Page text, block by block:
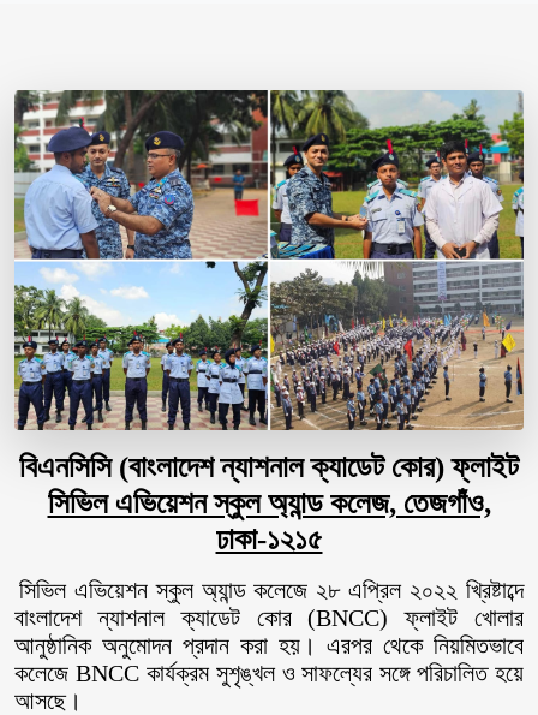
বিএনসিসি (বাংলাদেশ ন্যাশনাল ক্যাডেট কোর) ফ্লাইট
সিভিল এভিয়েশন স্কুল অ্যান্ড কলেজ, তেজগাঁও,
ঢাকা-১২১৫
সিভিল এভিয়েশন স্কুল অ্যান্ড কলেজে ২৮ এপ্রিল ২০২২ খ্রিষ্টাব্দে
বাংলাদেশ ন্যাশনাল ক্যাডেট কোর (BNCC) ফ্লাইট খোলার
আনুষ্ঠানিক অনুমোদন প্রদান করা হয়। এরপর থেকে নিয়মিতভাবে
কলেজে BNCC কার্যক্রম সুশৃঙ্খল ও সাফল্যের সঙ্গে পরিচালিত হয়ে
আসছে।